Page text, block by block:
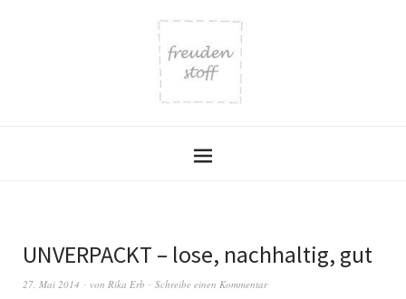
UNVERPACKT – lose, nachhaltig, gut
27. Mai 2014 von Rika Erb Schreibe einen Kommentar